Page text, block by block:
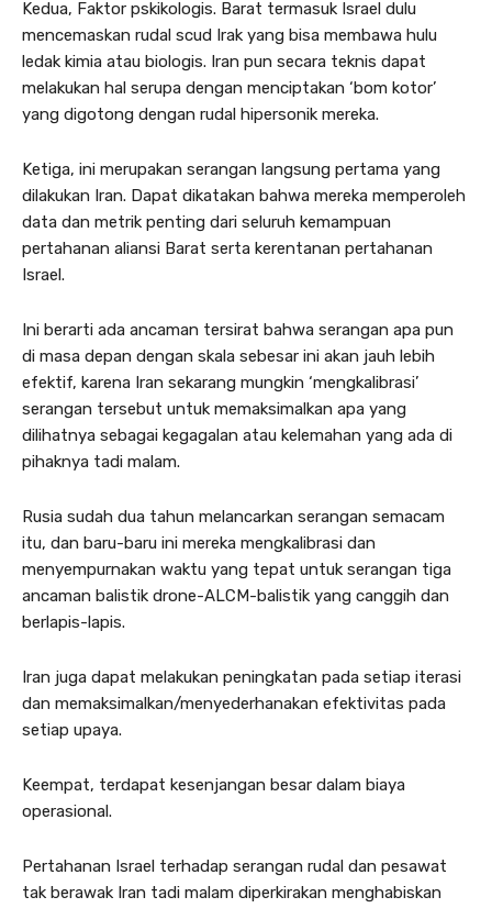
Kedua, Faktor pskikologis. Barat termasuk Israel dulu
mencemaskan rudal scud Irak yang bisa membawa hulu
ledak kimia atau biologis. Iran pun secara teknis dapat
melakukan hal serupa dengan menciptakan ‘bom kotor’
yang digotong dengan rudal hipersonik mereka.
Ketiga, ini merupakan serangan langsung pertama yang
dilakukan Iran. Dapat dikatakan bahwa mereka memperoleh
data dan metrik penting dari seluruh kemampuan
pertahanan aliansi Barat serta kerentanan pertahanan
Israel.
Ini berarti ada ancaman tersirat bahwa serangan apa pun
di masa depan dengan skala sebesar ini akan jauh lebih
efektif, karena Iran sekarang mungkin ‘mengkalibrasi’
serangan tersebut untuk memaksimalkan apa yang
dilihatnya sebagai kegagalan atau kelemahan yang ada di
pihaknya tadi malam.
Rusia sudah dua tahun melancarkan serangan semacam
itu, dan baru-baru ini mereka mengkalibrasi dan
menyempurnakan waktu yang tepat untuk serangan tiga
ancaman balistik drone-ALCM-balistik yang canggih dan
berlapis-lapis.
Iran juga dapat melakukan peningkatan pada setiap iterasi
dan memaksimalkan/menyederhanakan efektivitas pada
setiap upaya.
Keempat, terdapat kesenjangan besar dalam biaya
operasional.
Pertahanan Israel terhadap serangan rudal dan pesawat
tak berawak Iran tadi malam diperkirakan menghabiskan